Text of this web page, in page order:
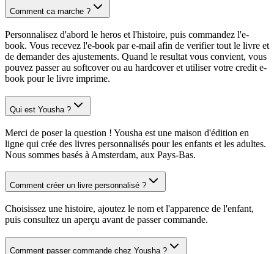
Comment ca marche ?
Personnalisez d'abord le heros et l'histoire, puis commandez l'e-
book. Vous recevez l'e-book par e-mail afin de verifier tout le livre et
de demander des ajustements. Quand le resultat vous convient, vous
pouvez passer au softcover ou au hardcover et utiliser votre credit e-
book pour le livre imprime.
Qui est Yousha ?
Merci de poser la question ! Yousha est une maison d'édition en
ligne qui crée des livres personnalisés pour les enfants et les adultes.
Nous sommes basés à Amsterdam, aux Pays-Bas.
Comment créer un livre personnalisé ?
Choisissez une histoire, ajoutez le nom et l'apparence de l'enfant,
puis consultez un aperçu avant de passer commande.
Comment passer commande chez Yousha ?